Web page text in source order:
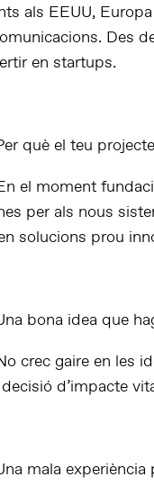
als EEUU,
Des
en startups.
què el teu
el moment
per als nous
solucions prou
bona idea que
crec gaire en les
d’impacte
mala experiència